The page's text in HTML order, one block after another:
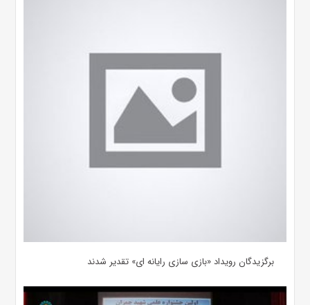
برگزیدگان رویداد «بازی سازی رایانه ای» تقدیر شدند